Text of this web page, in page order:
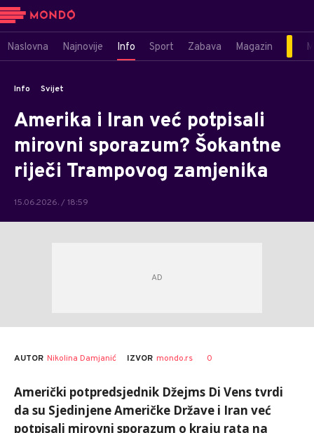
Naslovna Najnovije Info Sport Zabava Magazin
Info Svijet
Amerika i Iran već potpisali
mirovni sporazum? Šokantne
riječi Trampovog zamjenika
15.06.2026. / 18:59
AUTOR Nikolina Damjanić IZVOR mondo.rs 0
Američki potpredsjednik Džejms Di Vens tvrdi
da su Sjedinjene Američke Države i Iran već
potpisali mirovni sporazum o kraju rata na